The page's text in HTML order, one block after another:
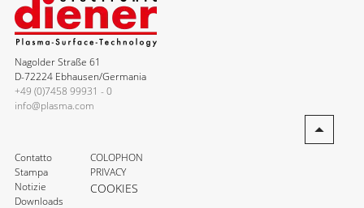
Nagolder Straße 61
D-72224 Ebhausen/Germania
+49 (0)7458 99931 - 0
info@plasma.com
Contatto
Stampa
Notizie
Downloads
COLOPHON
PRIVACY
COOKIES